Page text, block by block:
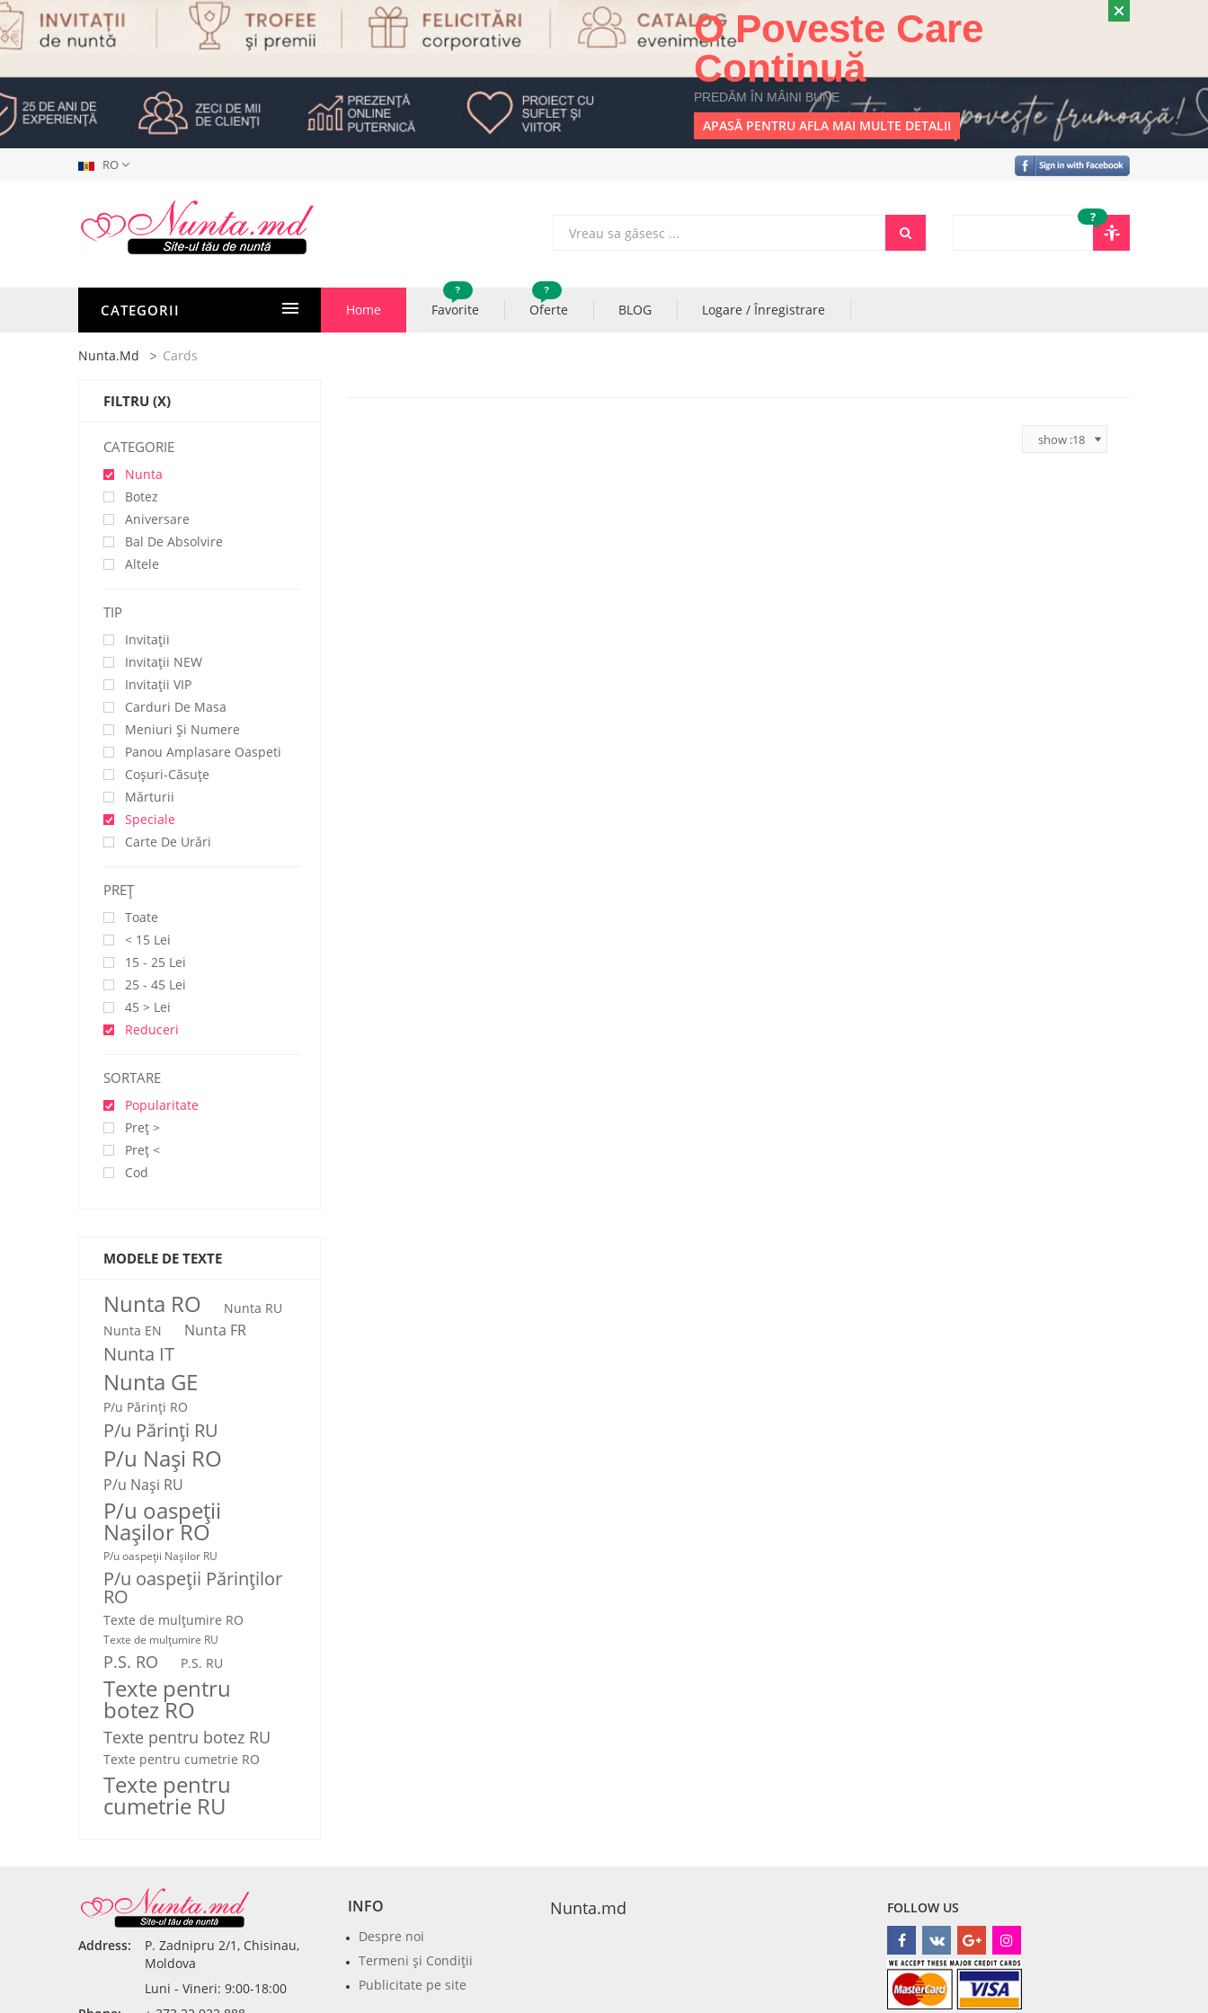
O Poveste Care
Continuă
PREDĂM ÎN MÂINI BUNE
APASĂ PENTRU AFLA MAI MULTE DETALII
RO
?
CATEGORII Home Favorite
?
Oferte
?
BLOG Logare / Înregistrare
Nunta.md Cards
FILTRU (X)
CATEGORIE
Nunta
Botez
Aniversare
Bal De Absolvire
Altele
TIP
Invitații
Invitaţii NEW
Invitaţii VIP
Carduri De Masa
Meniuri Și Numere
Panou Amplasare Oaspeti
Coșuri-Căsuțe
Mărturii
Speciale
Carte De Urări
PREŢ
Toate
< 15 Lei
15 - 25 Lei
25 - 45 Lei
45 > Lei
Reduceri
SORTARE
Popularitate
Preţ >
Preţ <
Cod
MODELE DE TEXTE
Nunta RO
Nunta RU
Nunta EN
Nunta FR
Nunta IT
Nunta GE
P/u Părinți RO
P/u Părinți RU
P/u Nași RO
P/u Nași RU
P/u oaspeții
Nașilor RO
P/u oaspeții Nașilor RU
P/u oaspeţii Părinţilor
RO
Texte de mulţumire RO
Texte de mulţumire RU
P.S. RO P.S. RU
Texte pentru
botez RO
Texte pentru botez RU
Texte pentru cumetrie RO
Texte pentru
cumetrie RU
Address:
P. Zadnipru 2/1, Chisinau,
Moldova
Luni - Vineri: 9:00-18:00
INFO
Despre noi
Termeni şi Condiţii
Publicitate pe site
Nunta.md FOLLOW US